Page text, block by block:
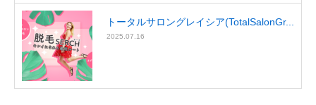
トータルサロングレイシア(TotalSalonGr...
2025.07.16